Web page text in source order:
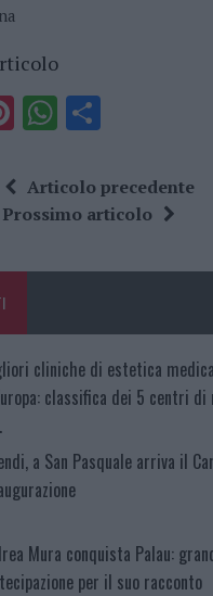
Pi
te
re
W
at
s
p
S
a
re
Articolo precedente
Prossimo articolo
cliniche di estetica
classifica dei 5 centri
a San Pasquale arriva il
Mura conquista Palau:
per il suo racconto